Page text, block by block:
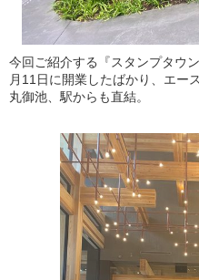
今回ご紹介する『スタンプタウ
月11日に開業したばかり、エー
丸御池、駅からも直結。